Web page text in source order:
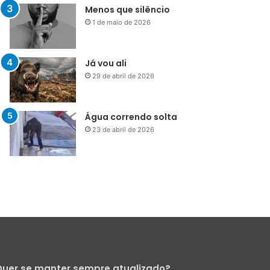
Menos que silêncio
1 de maio de 2026
Já vou ali
29 de abril de 2026
Água correndo solta
23 de abril de 2026